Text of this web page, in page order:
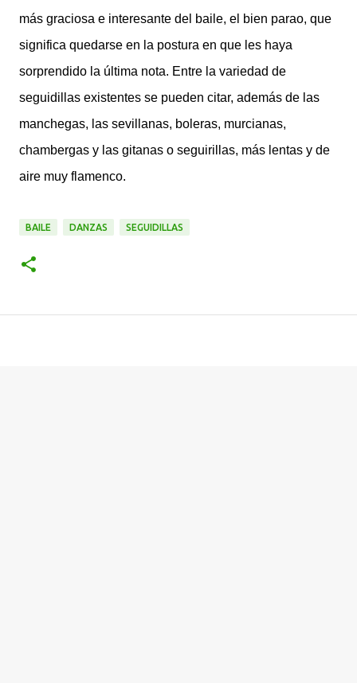
más graciosa e interesante del baile, el bien parao, que
significa quedarse en la postura en que les haya
sorprendido la última nota. Entre la variedad de
seguidillas existentes se pueden citar, además de las
manchegas, las sevillanas, boleras, murcianas,
chambergas y las gitanas o seguirillas, más lentas y de
aire muy flamenco.
BAILE DANZAS SEGUIDILLAS